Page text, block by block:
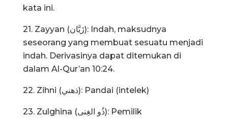
kata ini.
21. Zayyan (زَيَّان): Indah, maksudnya
seseorang yang membuat sesuatu menjadi
indah. Derivasinya dapat ditemukan di
dalam Al-Qur’an 10:24.
22. Zihni (ذهني): Pandai (intelek)
23. Zulghina (ذُو الغِنى): Pemilik